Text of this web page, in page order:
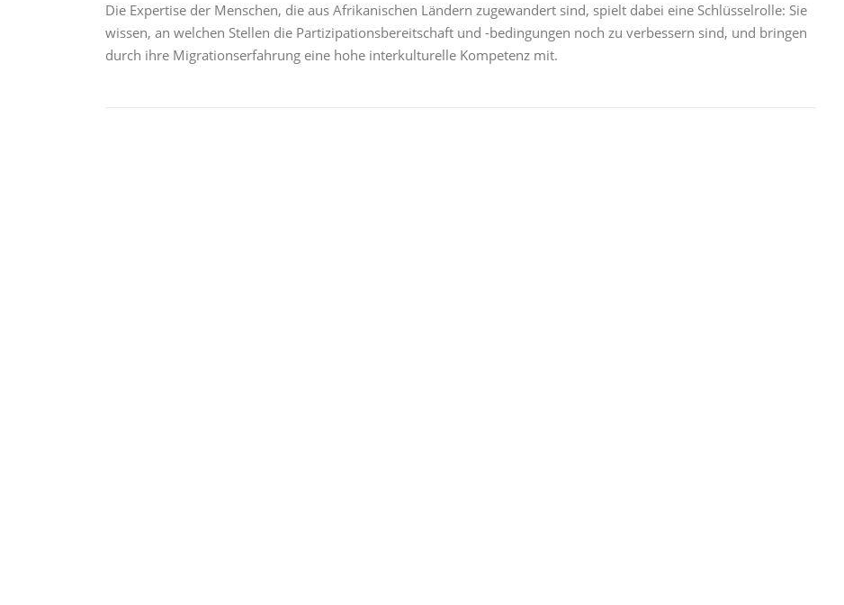
Die Expertise der Menschen, die aus Afrikanischen Ländern zugewandert sind, spielt dabei eine Schlüsselrolle: Sie
wissen, an welchen Stellen die Partizipationsbereitschaft und -bedingungen noch zu verbessern sind, und bringen
durch ihre Migrationserfahrung eine hohe interkulturelle Kompetenz mit.